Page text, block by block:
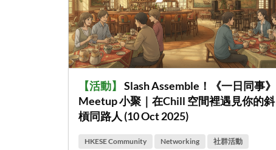
【活動】 Slash Assemble！《一日同事》
Meetup 小聚｜在Chill 空間裡遇見你的斜
槓同路人 (10 Oct 2025)
HKESE Community Networking 社群活動